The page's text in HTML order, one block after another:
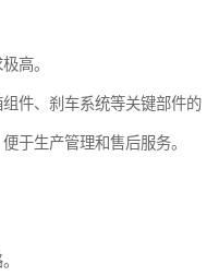
高。
件、刹车系统等关键部件的
于生产管理和售后服务。